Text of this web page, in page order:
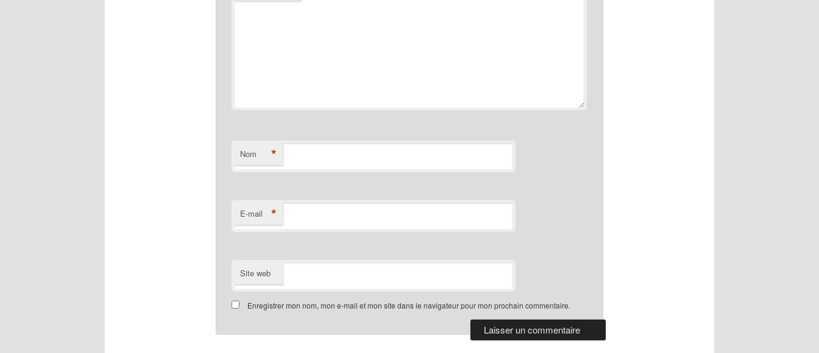
Nom *
E-mail *
Site web
Enregistrer mon nom, mon e-mail et mon site dans le navigateur pour mon prochain commentaire.